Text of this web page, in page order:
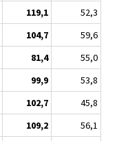
119,1
52,3
104,7
59,6
81,4
55,0
99,9
53,8
102,7
45,8
109,2
56,1